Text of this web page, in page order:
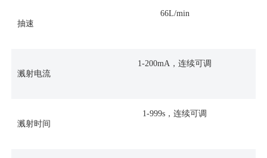
抽速
66L/min
溅射电流
1-200mA，连续可调
溅射时间
1-999s，连续可调